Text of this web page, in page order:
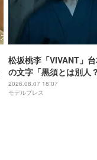
松坂桃李「VIVANT」台
の文字「黒須とは別人
たいな感じかな？」と
2026.08.07 18:07
モデルプレス